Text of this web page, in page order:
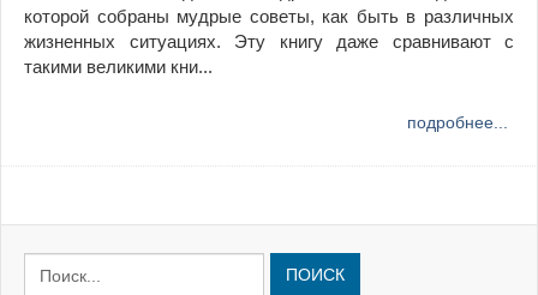
которой собраны мудрые советы, как быть в различных
жизненных ситуациях. Эту книгу даже сравнивают с
такими великими кни...
подробнее...
ПОИСК